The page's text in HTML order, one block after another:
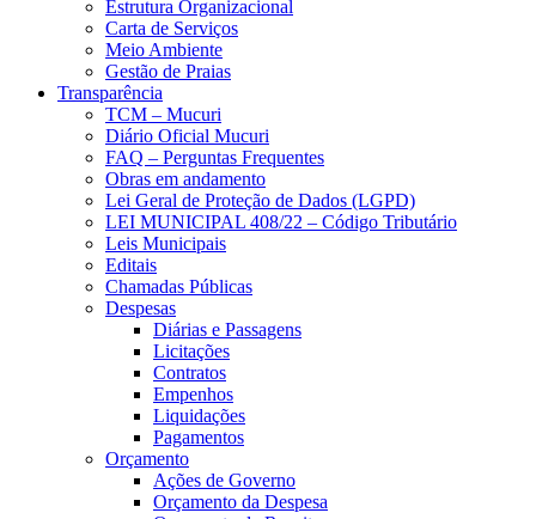
Estrutura Organizacional
Carta de Serviços
Meio Ambiente
Gestão de Praias
Transparência
TCM – Mucuri
Diário Oficial Mucuri
FAQ – Perguntas Frequentes
Obras em andamento
Lei Geral de Proteção de Dados (LGPD)
LEI MUNICIPAL 408/22 – Código Tributário
Leis Municipais
Editais
Chamadas Públicas
Despesas
Diárias e Passagens
Licitações
Contratos
Empenhos
Liquidações
Pagamentos
Orçamento
Ações de Governo
Orçamento da Despesa